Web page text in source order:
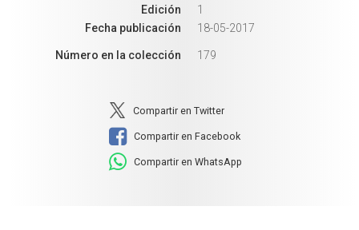
Edición
1
Fecha publicación
18-05-2017
Número en la colección 179
Compartir en Twitter
Compartir en Facebook
Compartir en WhatsApp